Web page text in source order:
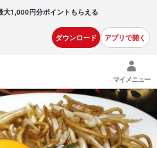
大1,000円分ポイントもらえる
ダウンロード アプリで開く
マイメニュー